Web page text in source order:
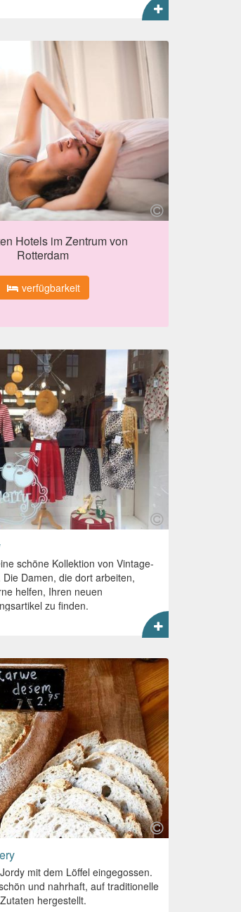
Hotels im Zentrum von
Rotterdam
verfügbarkeit
schöne Kollektion von Vintage-
Damen, die dort arbeiten,
helfen, Ihren neuen
zu finden.
mit dem Löffel eingegossen.
und nahrhaft, auf traditionelle
hergestellt.